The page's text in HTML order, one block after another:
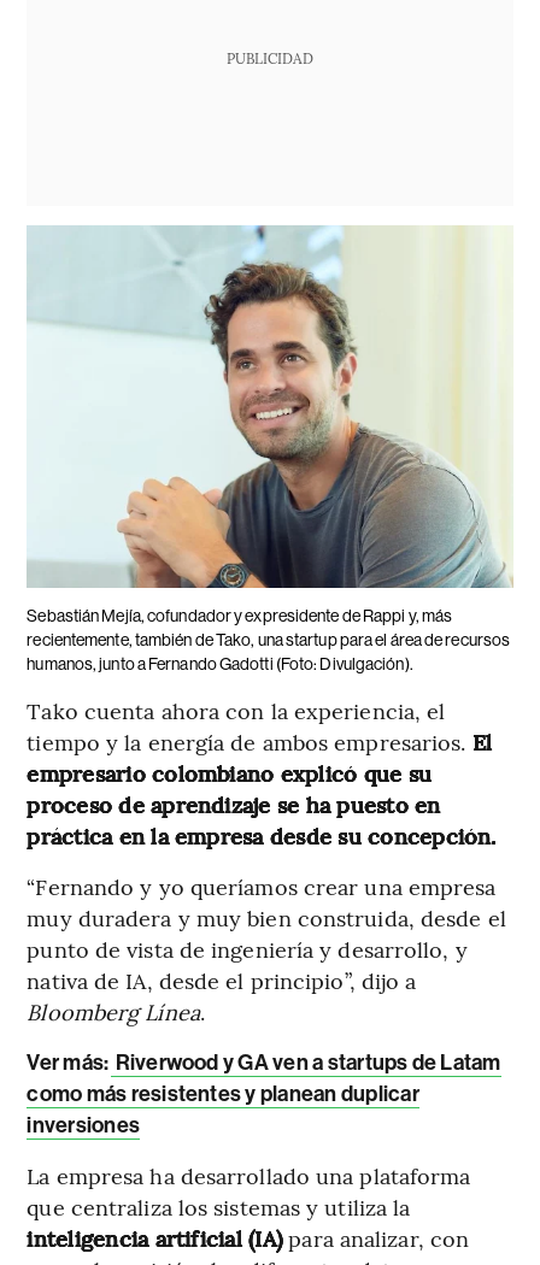
PUBLICIDAD
Sebastián Mejía, cofundador y expresidente de Rappi y, más
recientemente, también de Tako, una startup para el área de recursos
humanos, junto a Fernando Gadotti (Foto: Divulgación).
Tako cuenta ahora con la experiencia, el
tiempo y la energía de ambos empresarios. El
empresario colombiano explicó que su
proceso de aprendizaje se ha puesto en
práctica en la empresa desde su concepción.
“Fernando y yo queríamos crear una empresa
muy duradera y muy bien construida, desde el
punto de vista de ingeniería y desarrollo, y
nativa de IA, desde el principio”, dijo a
Bloomberg Línea.
Ver más: Riverwood y GA ven a startups de Latam
como más resistentes y planean duplicar
inversiones
La empresa ha desarrollado una plataforma
que centraliza los sistemas y utiliza la
inteligencia artificial (IA)para analizar, con